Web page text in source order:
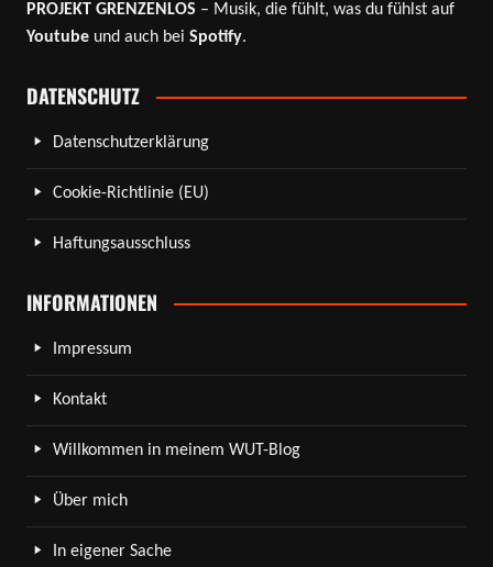
PROJEKT GRENZENLOS – Musik, die fühlt, was du fühlst auf
Youtube und auch bei Spotify.
DATENSCHUTZ
Datenschutzerklärung
Cookie-Richtlinie (EU)
Haftungsausschluss
INFORMATIONEN
Impressum
Kontakt
Willkommen in meinem WUT-Blog
Über mich
In eigener Sache